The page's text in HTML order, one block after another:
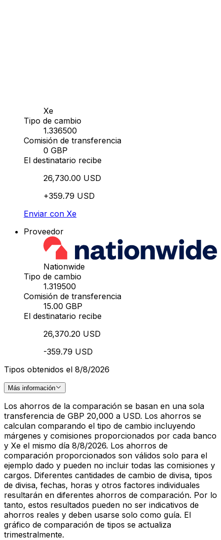
Xe
Tipo de cambio
1.336500
Comisión de transferencia
0 GBP
El destinatario recibe
26,730.00 USD
+359.79 USD
Enviar con Xe
Proveedor
Nationwide
Tipo de cambio
1.319500
Comisión de transferencia
15.00 GBP
El destinatario recibe
26,370.20 USD
-359.79 USD
Tipos obtenidos el 8/8/2026
Más información
Los ahorros de la comparación se basan en una sola
transferencia de GBP 20,000 a USD. Los ahorros se
calculan comparando el tipo de cambio incluyendo
márgenes y comisiones proporcionados por cada banco
y Xe el mismo día 8/8/2026. Los ahorros de
comparación proporcionados son válidos solo para el
ejemplo dado y pueden no incluir todas las comisiones y
cargos. Diferentes cantidades de cambio de divisa, tipos
de divisa, fechas, horas y otros factores individuales
resultarán en diferentes ahorros de comparación. Por lo
tanto, estos resultados pueden no ser indicativos de
ahorros reales y deben usarse solo como guía. El
gráfico de comparación de tipos se actualiza
trimestralmente.